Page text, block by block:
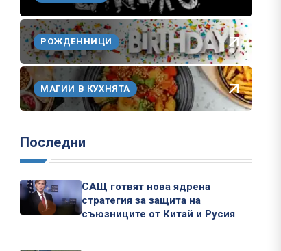
РОЖДЕННИЦИ
МАГИИ В КУХНЯТА
Последни
САЩ готвят нова ядрена
стратегия за защита на
съюзниците от Китай и Русия